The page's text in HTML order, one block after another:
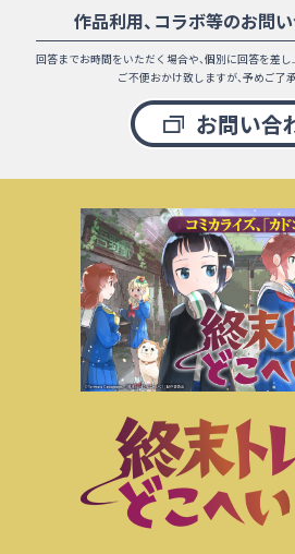
作品利用、コラボ等のお問
回答までお時間をいただく場合や、個別に回答を差し
ご不便おかけ致しますが、予めご了